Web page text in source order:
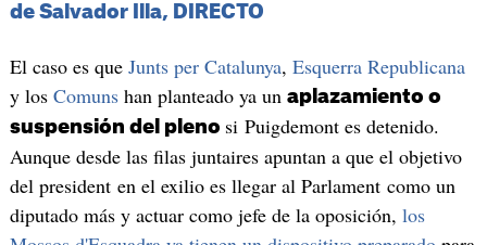
de Salvador Illa, DIRECTO
El caso es que Junts per Catalunya, Esquerra Republicana
y los Comunshan planteado ya un aplazamiento o
suspensión del pleno si Puigdemont es detenido.
Aunque desde las filas juntaires apuntan a que el objetivo
del president en el exilio es llegar al Parlament como un
diputado más y actuar como jefe de la oposición, los